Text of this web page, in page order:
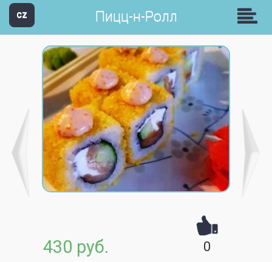
CZ Пицц-н-Ролл
430 руб. 0